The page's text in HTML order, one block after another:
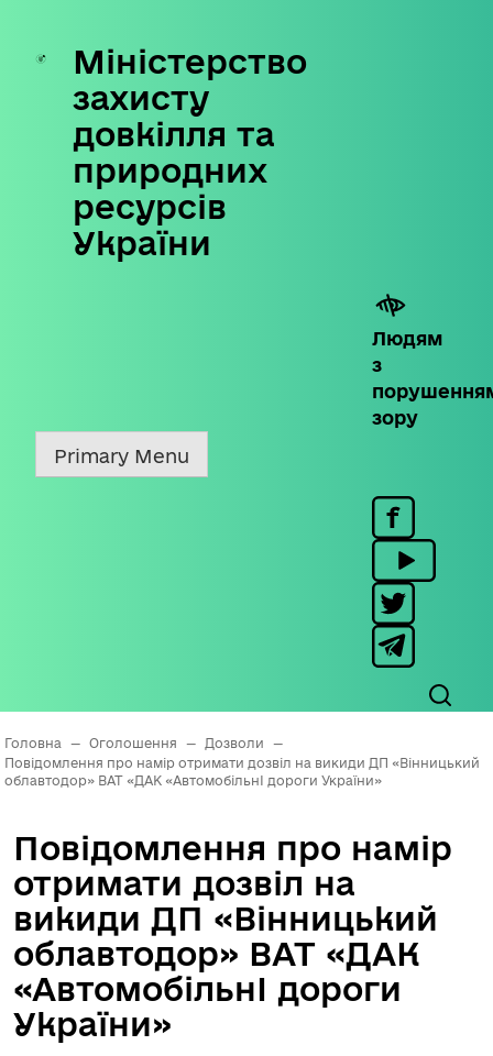
Skip
content
Міністерство
захисту
довкілля та
природних
ресурсів
України
Людям
з
зору
Primary Menu
Головна — Оголошення — Дозволи
—
Повідомлення про намір отримати дозвіл на викиди ДП «Вінницький
облавтодор» ВАТ «ДАК «АвтомобільнІ дороги України»
Повідомлення про намір
отримати дозвіл на
викиди ДП «Вінницький
облавтодор» ВАТ «ДАК
«АвтомобільнІ дороги
України»